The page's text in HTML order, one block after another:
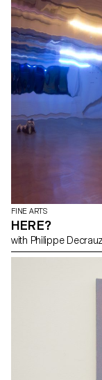
FINE ARTS
HERE?
with Philippe